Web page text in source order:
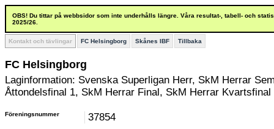
OBS! Du tittar på webbsidor som inte underhålls längre. Våra resultat-, tabell- och
2025/26.
Kontakt och tävlingar FC Helsingborg Skånes IBF Tillbaka
FC Helsingborg
Laginformation: Svenska Superligan Herr, SkM Herrar
Åttondelsfinal 1, SkM Herrar Final, SkM Herrar
Föreningsnummer 37854